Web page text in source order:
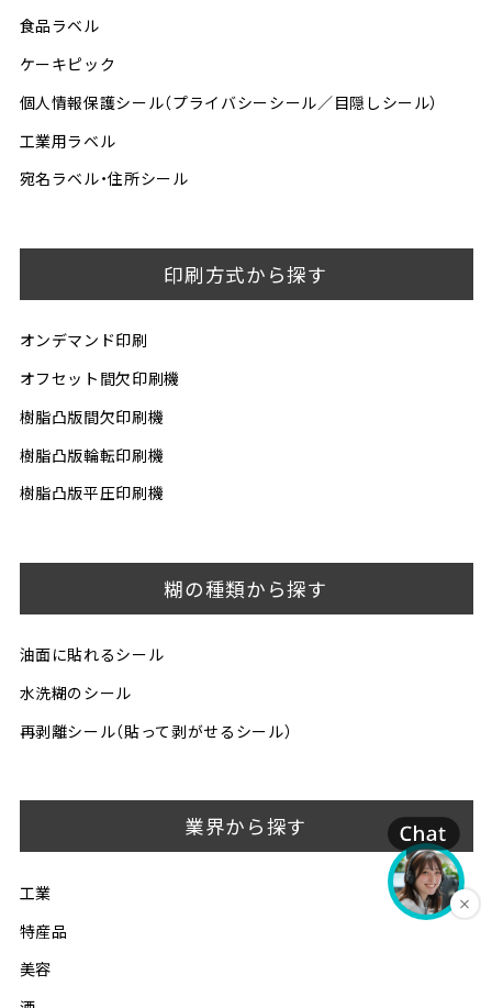
食品ラベル
ケーキピック
個人情報保護シール（プライバシーシール／目隠しシール）
工業用ラベル
宛名ラベル・住所シール
印刷方式から探す
オンデマンド印刷
オフセット間欠印刷機
樹脂凸版間欠印刷機
樹脂凸版輪転印刷機
樹脂凸版平圧印刷機
糊の種類から探す
油面に貼れるシール
水洗糊のシール
再剥離シール（貼って剥がせるシール）
業界から探す
工業
特産品
美容